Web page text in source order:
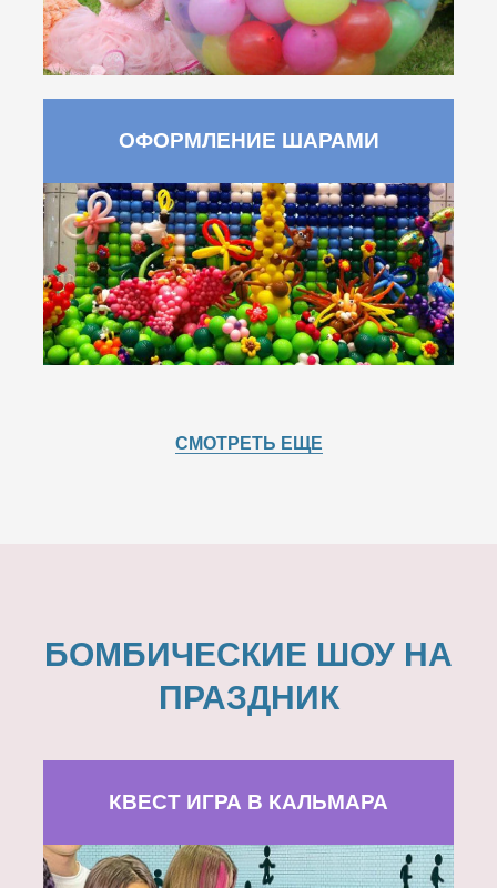
ОФОРМЛЕНИЕ ШАРАМИ
СМОТРЕТЬ ЕЩЕ
БОМБИЧЕСКИЕ ШОУ НА
ПРАЗДНИК
КВЕСТ ИГРА В КАЛЬМАРА